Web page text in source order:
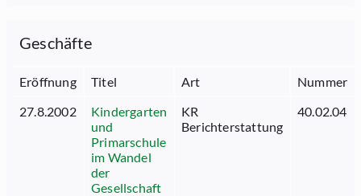
Geschäfte
Eröffnung Titel Art
Nummer
27.8.2002
Kindergarten
und
Primarschule
im Wandel
der
Gesellschaft
KR
Berichterstattung
40.02.04